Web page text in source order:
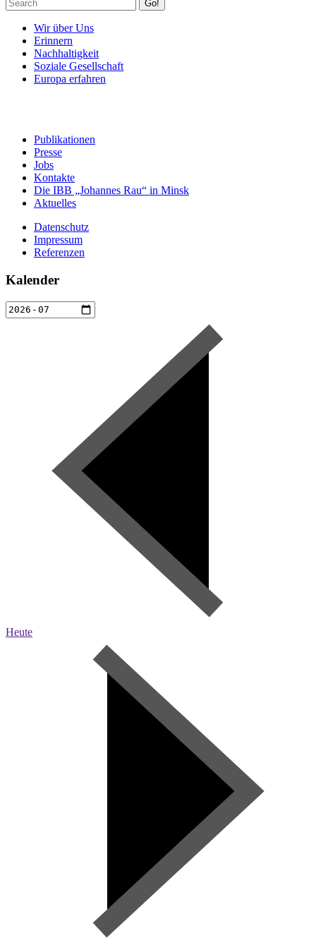
Go!
Wir über Uns
Erinnern
Nachhaltigkeit
Soziale Gesellschaft
Europa erfahren
Publikationen
Presse
Jobs
Kontakte
Die IBB „Johannes Rau“ in Minsk
Aktuelles
Datenschutz
Impressum
Referenzen
Kalender
Heute